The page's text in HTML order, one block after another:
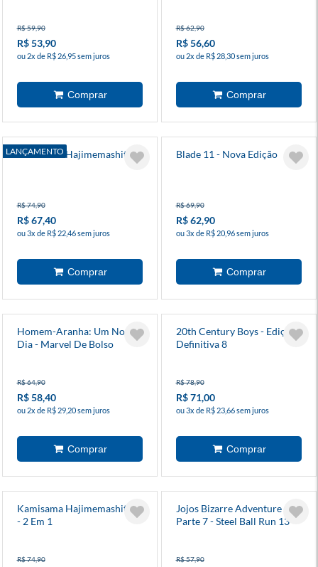
R$ 59,90
R$ 53,90
ou 2x de R$ 26,95 sem juros
R$ 62,90
R$ 56,60
ou 2x de R$ 28,30 sem juros
LANÇAMENTO
Kamisama Hajimemashita 4
R$ 74,90
R$ 67,40
ou 3x de R$ 22,46 sem juros
Blade 11 - Nova Edição
R$ 69,90
R$ 62,90
ou 3x de R$ 20,96 sem juros
Homem-Aranha: Um Novo
Dia - Marvel De Bolso
R$ 64,90
R$ 58,40
ou 2x de R$ 29,20 sem juros
20th Century Boys - Edição
Definitiva 8
R$ 78,90
R$ 71,00
ou 3x de R$ 23,66 sem juros
Kamisama Hajimemashita 3
- 2 Em 1
R$ 74,90
Jojos Bizarre Adventure -
Parte 7 - Steel Ball Run 13
R$ 57,90